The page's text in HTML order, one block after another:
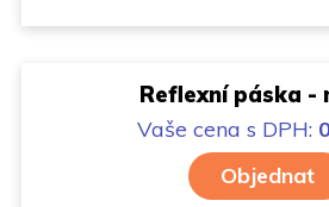
Reflexní páska -
Vaše cena s DPH:
Objednat